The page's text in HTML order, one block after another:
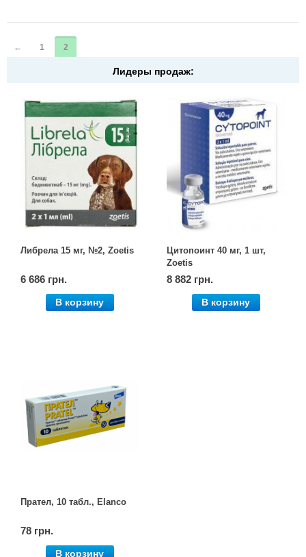
← 1 2
Лидеры продаж:
Либрела 15 мг, №2, Zoetis
6 686 грн.
В корзину
Цитопоинт 40 мг, 1 шт,
Zoetis
8 882 грн.
В корзину
Прател, 10 табл., Elanco
78 грн.
В корзину